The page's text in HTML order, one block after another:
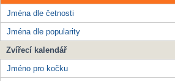
Jména dle četnosti
Jména dle popularity
Zvířecí kalendář
Jméno pro kočku